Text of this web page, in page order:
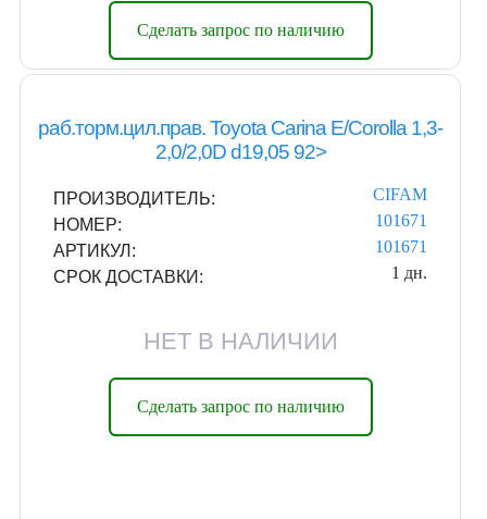
Сделать запрос по наличию
раб.торм.цил.прав. Toyota Carina E/Corolla 1,3-
2,0/2,0D d19,05 92>
ПРОИЗВОДИТЕЛЬ:
CIFAM
НОМЕР:
101671
АРТИКУЛ:
101671
СРОК ДОСТАВКИ:
1 дн.
НЕТ В НАЛИЧИИ
Сделать запрос по наличию